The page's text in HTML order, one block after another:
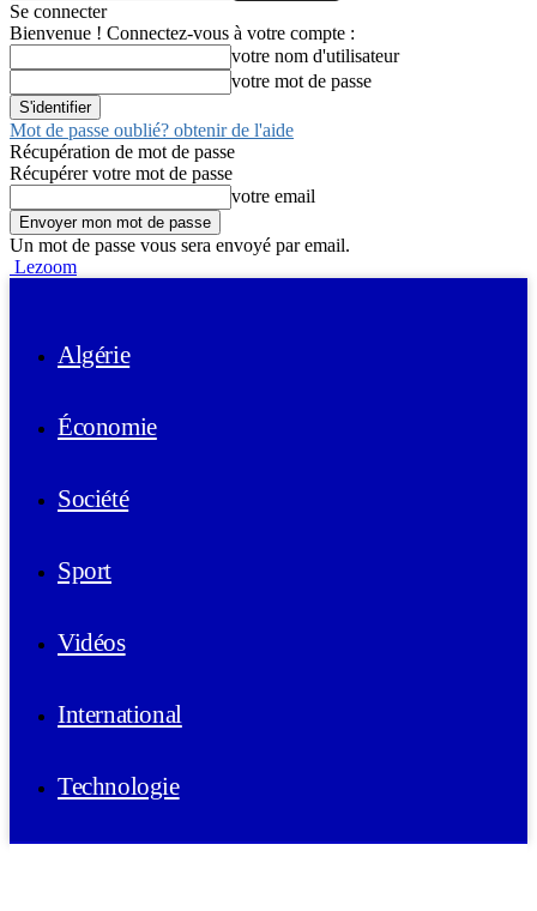
Se connecter
Bienvenue ! Connectez-vous à votre compte :
votre nom d'utilisateur
votre mot de passe
Mot de passe oublié? obtenir de l'aide
Récupération de mot de passe
Récupérer votre mot de passe
votre email
Un mot de passe vous sera envoyé par email.
Lezoom
Algérie
Économie
Société
Sport
Vidéos
International
Technologie